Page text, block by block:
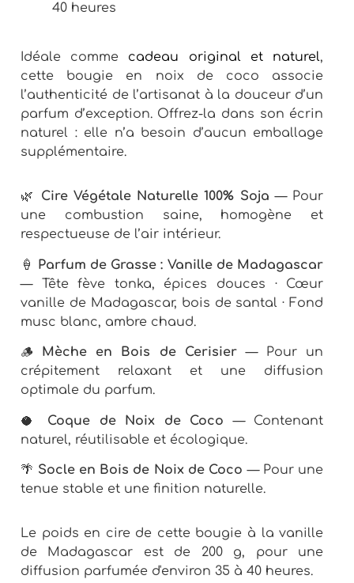
40 heures
Idéale comme cadeau original et naturel,
cette bougie en noix de coco associe
l’authenticité de l’artisanat à la douceur d’un
parfum d’exception. Offrez-la dans son écrin
naturel : elle n’a besoin d’aucun emballage
supplémentaire.
🌿 Cire Végétale Naturelle 100% Soja — Pour
une combustion saine, homogène et
respectueuse de l’air intérieur.
🍦 Parfum de Grasse : Vanille de Madagascar
— Tête fève tonka, épices douces · Cœur
vanille de Madagascar, bois de santal · Fond
musc blanc, ambre chaud.
🪵 Mèche en Bois de Cerisier— Pour un
crépitement relaxant et une diffusion
optimale du parfum.
🥥 Coque de Noix de Coco — Contenant
naturel, réutilisable et écologique.
🌴 Socle en Bois de Noix de Coco — Pour une
tenue stable et une finition naturelle.
Le poids en cire de cette bougie à la vanille
de Madagascar est de 200 g, pour une
diffusion parfumée d'environ 35 à 40 heures.